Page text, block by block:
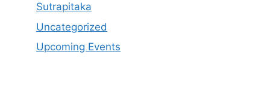
Sutrapitaka
Uncategorized
Upcoming Events